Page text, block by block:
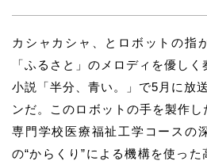
カシャカシャ、とロボットの指
「ふるさと」のメロディを優し
小説「半分、青い。」で5月に放
ンだ。このロボットの手を製作
専門学校医療福祉工学コースの
の“からくり”による機構を使っ